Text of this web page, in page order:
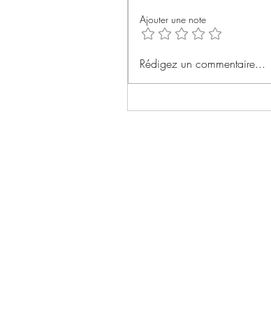
Rémanence de Séverine
Mazières
Ajouter une note
Rédigez un commentaire...